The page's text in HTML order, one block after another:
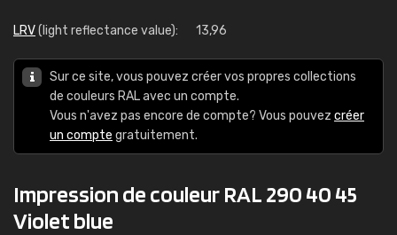
LRV(light reflectance value): 13,96
Sur ce site, vous pouvez créer vos propres collections
de couleurs RAL avec un compte.
Vous n'avez pas encore de compte? Vous pouvez créer
un compte gratuitement.
Impression de couleur RAL 290 40 45
Violet blue